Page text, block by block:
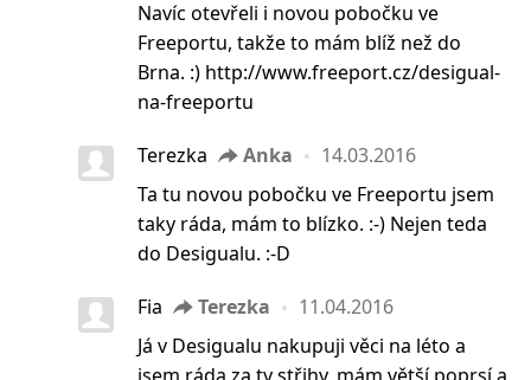
Navíc otevřeli i novou pobočku ve
Freeportu, takže to mám blíž než do
Brna. :) http://www.freeport.cz/desigual-
na-freeportu
Terezka Anka
14.03.2016
Ta tu novou pobočku ve Freeportu jsem
taky ráda, mám to blízko. :-) Nejen teda
do Desigualu. :-D
Fia Terezka
11.04.2016
Já v Desigualu nakupuji věci na léto a